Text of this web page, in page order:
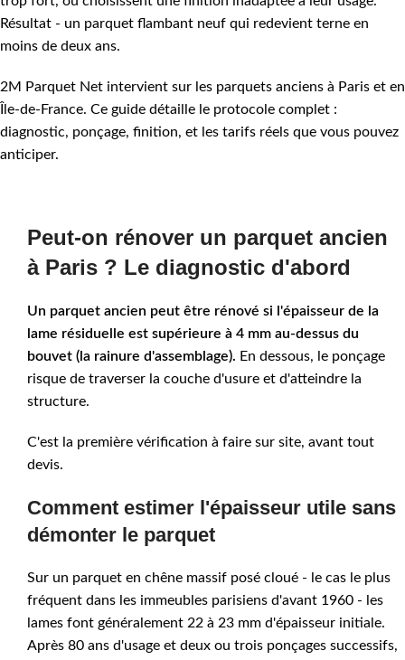
Résultat - un parquet flambant neuf qui redevient terne en
moins de deux ans.
2M Parquet Net intervient sur les parquets anciens à Paris et en
Île-de-France. Ce guide détaille le protocole complet :
diagnostic, ponçage, finition, et les tarifs réels que vous pouvez
anticiper.
Peut-on rénover un parquet ancien
à Paris ? Le diagnostic d'abord
Un parquet ancien peut être rénové si l'épaisseur de la
lame résiduelle est supérieure à 4 mm au-dessus du
bouvet (la rainure d'assemblage). En dessous, le ponçage
risque de traverser la couche d'usure et d'atteindre la
structure.
C'est la première vérification à faire sur site, avant tout
devis.
Comment estimer l'épaisseur utile sans
démonter le parquet
Sur un parquet en chêne massif posé cloué - le cas le plus
fréquent dans les immeubles parisiens d'avant 1960 - les
lames font généralement 22 à 23 mm d'épaisseur initiale.
Après 80 ans d'usage et deux ou trois ponçages successifs,